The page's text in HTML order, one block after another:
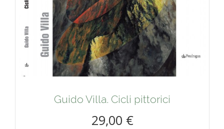
Guido Villa. Cicli pittorici
29,00 €